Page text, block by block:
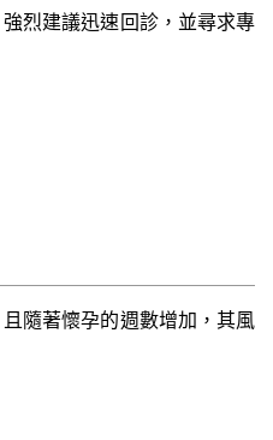
烈建議迅速回診，並尋求專
隨著懷孕的週數增加，其風